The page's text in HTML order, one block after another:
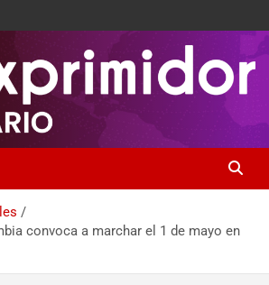
media
convoca a marchar el 1 de mayo en